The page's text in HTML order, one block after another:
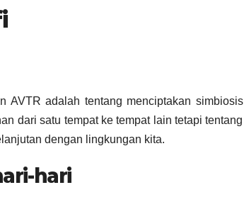
AVTR adalah tentang menciptakan simbiosis
dari satu tempat ke tempat lain tetapi tentang
dengan lingkungan kita.
hari